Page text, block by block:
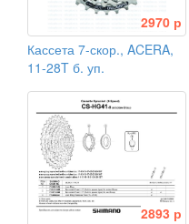
2970 р
Кассета 7-скор., ACERA,
11-28T б. уп.
2893 р